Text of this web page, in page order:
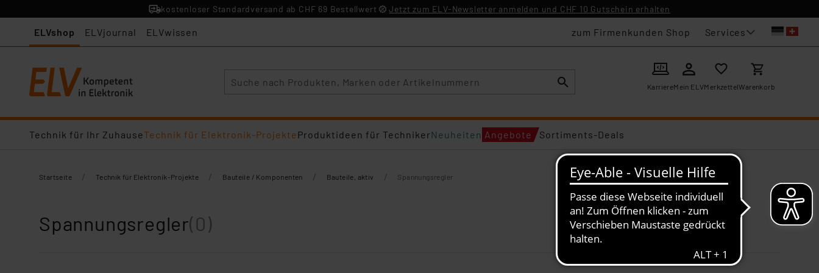
kostenloser Standardversand ab CHF 69 Bestellwert Jetzt zum ELV-Newsletter anmelden und CHF 10 Gutschein erhalten
ELVshop ELVjournal ELVwissen zum Firmenkunden Shop Services
KarriereMein ELVMerkzettelWarenkorb
Technik für Ihr ZuhauseTechnik für Elektronik-ProjekteProduktideen für TechnikerNeuheiten Angebote Sortiments-Deals
Startseite / Technik für Elektronik-Projekte / Bauteile / Komponenten / Bauteile, aktiv / Spannungsregler
Spannungsregler(0)